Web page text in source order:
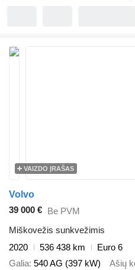
VAIZDO ĮRAŠAS
Volvo
39 000 € Be PVM
Miškovežis sunkvežimis
2020
536 438 km
Euro 6
Galia 540 AG (397 kW) Ašių